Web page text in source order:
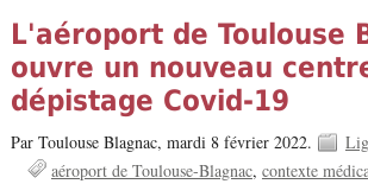
L'aéroport de Toulouse
ouvre un nouveau
dépistage Covid-19
Par Toulouse Blagnac, mardi 8 février 2022.
aéroport de Toulouse-Blagnac contexte